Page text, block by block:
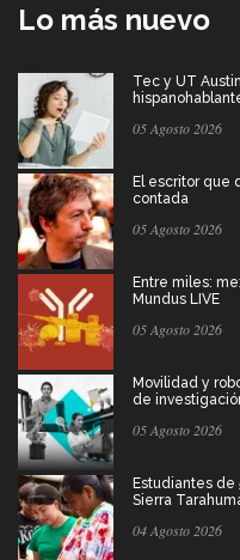
Lo más nuevo
Tec y UT
05 Agosto 2026
El escritor que
contada
05 Agosto 2026
Entre miles:
Mundus LIVE
05 Agosto 2026
Movilidad y
de
05 Agosto 2026
Estudiantes de
Sierra
04 Agosto 2026